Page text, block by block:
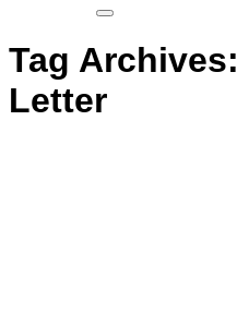
Tag Archives:
Letter